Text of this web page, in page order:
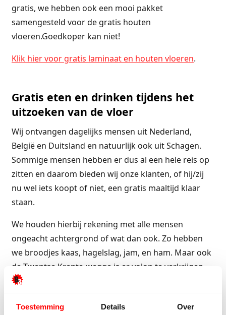
Toestemming Details Over
gratis, we hebben ook een mooi pakket
samengesteld voor de gratis houten
vloeren.Goedkoper kan niet!
Klik hier voor gratis laminaat en houten vloeren.
Gratis eten en drinken tijdens het
uitzoeken van de vloer
Wij ontvangen dagelijks mensen uit Nederland,
België en Duitsland en natuurlijk ook uit Schagen.
Sommige mensen hebben er dus al een hele reis op
zitten en daarom bieden wij onze klanten, of hij/zij
nu wel iets koopt of niet, een gratis maaltijd klaar
staan.
We houden hierbij rekening met alle mensen
ongeacht achtergrond of wat dan ook. Zo hebben
we broodjes kaas, hagelslag, jam, en ham. Maar ook
de Twentse Krente-wegge is er volop te verkrijgen.
Om 10 uur gaat de soeppan aan en kunt u
rundvleessoep krijgen. Om half elf gaat de bakplaat